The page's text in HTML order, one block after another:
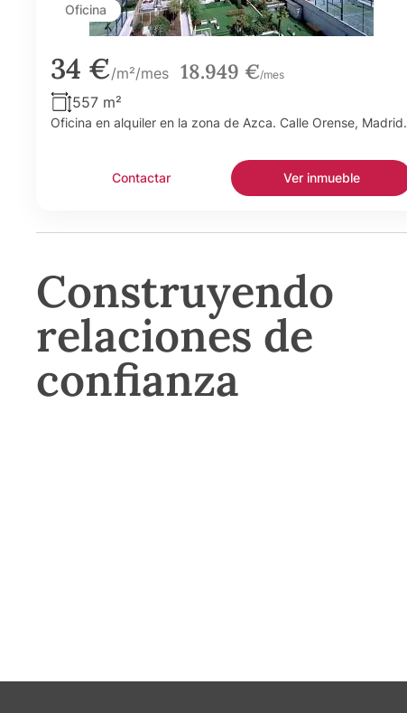
Oficina
34 €/m²/mes 18.949 €/mes
557 m²
Oficina en alquiler en la zona de Azca. Calle Orense, Madrid.
Contactar Ver inmueble
Construyendo
relaciones de
confianza